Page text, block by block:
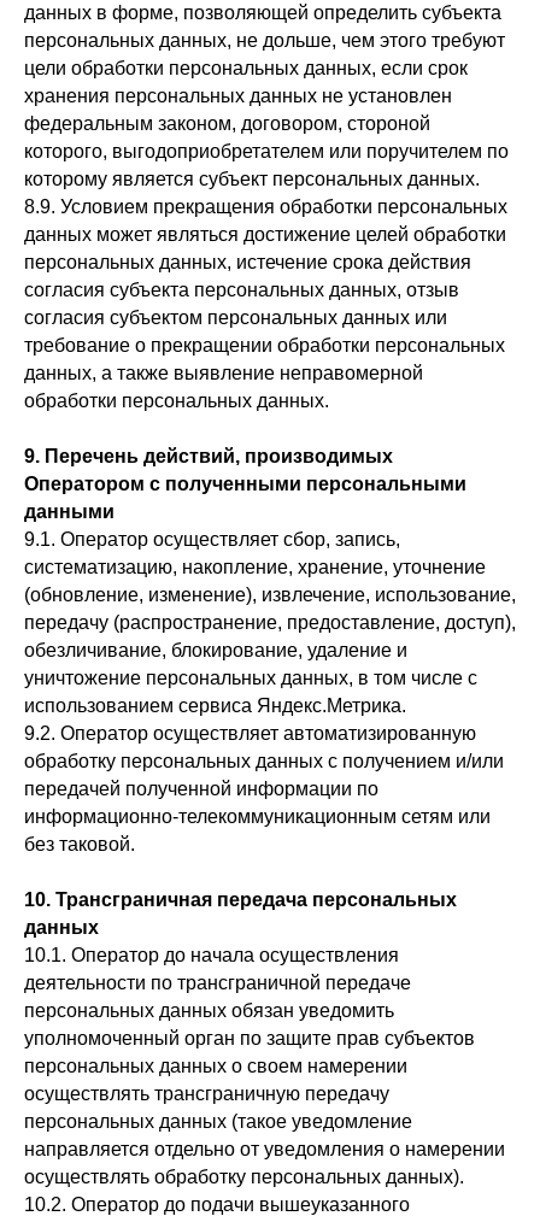
данных в форме, позволяющей определить субъекта
персональных данных, не дольше, чем этого требуют
цели обработки персональных данных, если срок
хранения персональных данных не установлен
федеральным законом, договором, стороной
которого, выгодоприобретателем или поручителем по
которому является субъект персональных данных.
8.9. Условием прекращения обработки персональных
данных может являться достижение целей обработки
персональных данных, истечение срока действия
согласия субъекта персональных данных, отзыв
согласия субъектом персональных данных или
требование о прекращении обработки персональных
данных, а также выявление неправомерной
обработки персональных данных.
9. Перечень действий, производимых
Оператором с полученными персональными
данными
9.1. Оператор осуществляет сбор, запись,
систематизацию, накопление, хранение, уточнение
(обновление, изменение), извлечение, использование,
передачу (распространение, предоставление, доступ),
обезличивание, блокирование, удаление и
уничтожение персональных данных, в том числе с
использованием сервиса Яндекс.Метрика.
9.2. Оператор осуществляет автоматизированную
обработку персональных данных с получением и/или
передачей полученной информации по
информационно-телекоммуникационным сетям или
без таковой.
10. Трансграничная передача персональных
данных
10.1. Оператор до начала осуществления
деятельности по трансграничной передаче
персональных данных обязан уведомить
уполномоченный орган по защите прав субъектов
персональных данных о своем намерении
осуществлять трансграничную передачу
персональных данных (такое уведомление
направляется отдельно от уведомления о намерении
осуществлять обработку персональных данных).
10.2. Оператор до подачи вышеуказанного